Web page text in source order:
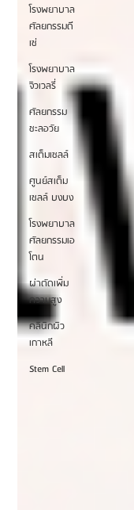
โรงพยาบาล
ศัลยกรรมดี
เซ่
โรงพยาบาล
จิวเวลรี่
ศัลยกรรม
ชะลอวัย
สเต็มเซลล์
ศูนย์สเต็ม
เซลล์ บงบง
โรงพยาบาล
ศัลยกรรมเอ
โตน
ผ่าตัดเพิ่ม
ความสูง
คลินิกผิว
เกาหลี
Stem Cell